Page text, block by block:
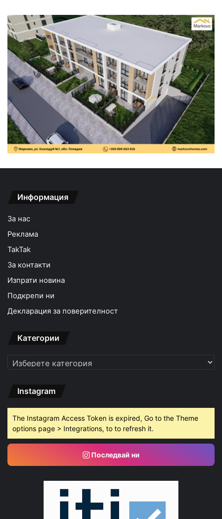
Информация
За нас
Реклама
TakTak
За контакти
Изпрати новина
Подкрепи ни
Декларация за поверителност
Категории
Категории
Instagram
The Instagram Access Token is expired, Go to the Theme
options page > Integrations, to to refresh it.
Последвай ни